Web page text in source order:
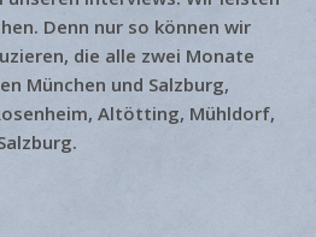
Denn nur so können wir
die alle zwei Monate
München und Salzburg,
Altötting, Mühldorf,